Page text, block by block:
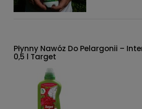
Płynny Nawóz Do Pelargonii –
0,5 l Target